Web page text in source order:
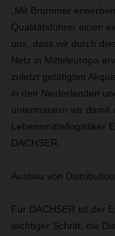
„Mit Brummer
Qualitätsführer einen
uns, dass wir durch
Netz in Mitteleuropa
zuletzt getätigten
in den Niederlanden
untermauern wir damit
Lebensmittellogistiker
DACHSER.
Ausbau von
Für DACHSER ist der
wichtiger Schritt, die